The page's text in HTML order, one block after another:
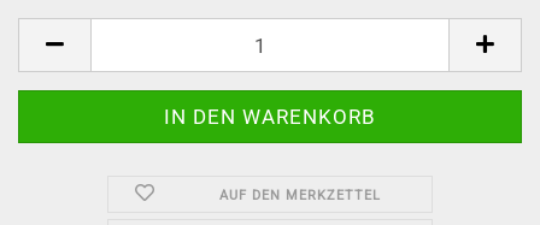
AUF DEN MERKZETTEL